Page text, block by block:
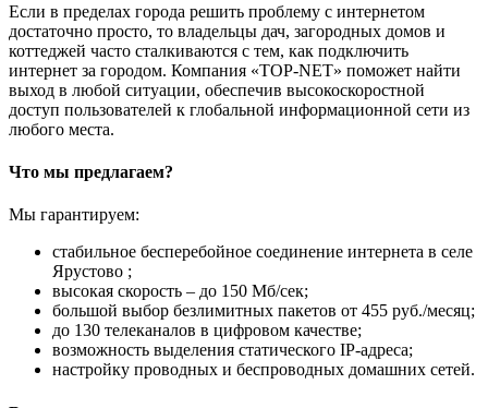
Если в пределах города решить проблему с интернетом
достаточно просто, то владельцы дач, загородных домов и
коттеджей часто сталкиваются с тем, как подключить
интернет за городом. Компания «TOP-NET» поможет найти
выход в любой ситуации, обеспечив высокоскоростной
доступ пользователей к глобальной информационной сети из
любого места.
Что мы предлагаем?
Мы гарантируем:
стабильное бесперебойное соединение интернета в селе
Ярустово ;
высокая скорость – до 150 Мб/сек;
большой выбор безлимитных пакетов от 455 руб./месяц;
до 130 телеканалов в цифровом качестве;
возможность выделения статического IP-адреса;
настройку проводных и беспроводных домашних сетей.